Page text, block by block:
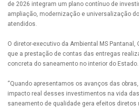
de 2026 integram um plano contínuo de
ampliação, modernização e universalização
atendidos.
O diretor-executivo da Ambiental MS Pantanal,
que a prestação de contas das entregas
concreta do saneamento no interior do Estado.
“Quando apresentamos os avanços das
impacto real desses investimentos na vida
saneamento de qualidade gera efeitos diretos